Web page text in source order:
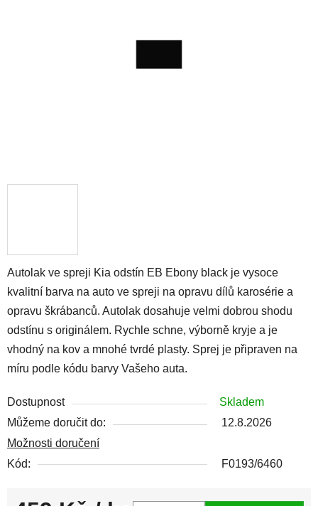
Autolak ve spreji Kia odstín EB Ebony black je vysoce
kvalitní barva na auto ve spreji na opravu dílů karosérie a
opravu škrábanců. Autolak dosahuje velmi dobrou shodu
odstínu s originálem. Rychle schne, výborně kryje a je
vhodný na kov a mnohé tvrdé plasty. Sprej je připraven na
míru podle kódu barvy Vašeho auta.
Dostupnost
Skladem
Můžeme doručit do:
12.8.2026
Možnosti doručení
Kód:
F0193/6460